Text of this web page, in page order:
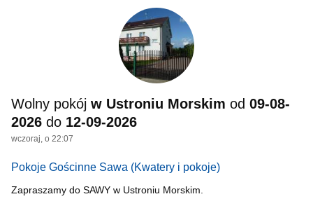
Wolny pokój w Ustroniu Morskim od 09-08-
2026 do 12-09-2026
wczoraj, o 22:07
Pokoje Gościnne Sawa (Kwatery i pokoje)
Zapraszamy do SAWY w Ustroniu Morskim.